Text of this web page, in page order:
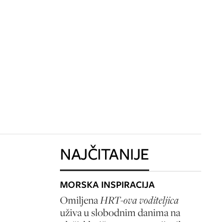
NAJČITANIJE
MORSKA INSPIRACIJA
OmiljenaHRT-ova voditeljica
uživa u slobodnim danima na